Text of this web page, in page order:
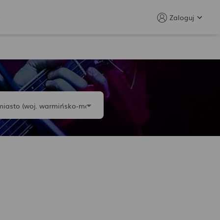
Promocje
Przejdź do bloga
Ślubne Q&A
Zaloguj
Twoje hasło